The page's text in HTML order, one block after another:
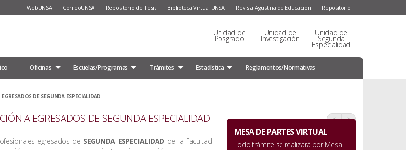
WebUNSA CorreoUNSA Repositorio de Tesis Biblioteca Virtual UNSA Revista Agustina de Educación Repositorio
Unidad de
Posgrado
Unidad de
Investigación
Unidad de
Segunda
Especialidad
Oficinas Escuelas/Programas Trámites Estadística Reglamentos/Normativas
DE SEGUNDA ESPECIALIDAD
A EGRESADOS DE SEGUNDA ESPECIALIDAD
egresados de SEGUNDA ESPECIALIDAD de la Facultad
< >
MESA DE PARTES VIRTUAL
Todo trámite se realizará por Mesa